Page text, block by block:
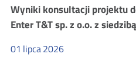
projektu
decyzji
Prezesa
dla
Wyniki konsultacji projektu
Enter T&T sp. z o.o. z
01 lipca2026